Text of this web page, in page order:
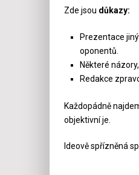
Zde jsou důkazy:
Prezentace
oponentů.
Některé
Redakce
Každopádně
objektivní je.
Ideově spřízněná